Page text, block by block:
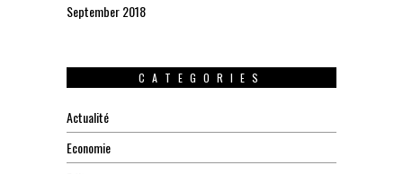
September 2018
CATEGORIES
Actualité
Economie